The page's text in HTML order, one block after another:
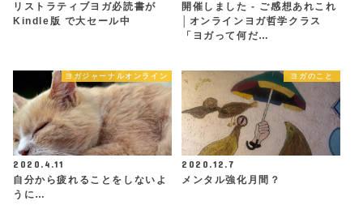
リストラティブヨガ必読書が
Kindle版 で大セール中
開催しました - ご感想あれこれ
│オンラインヨガ哲学クラス
「ヨガって何だ…
ヨガジャーナルオンライン
2020.4.11
自分から疲れることをしないよ
うに…
ヨガのこと
2020.12.7
メンタル強化月間？